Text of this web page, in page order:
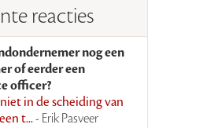
reacties
nog een
of eerder een
officer?
in de scheiding van
t...- Erik Pasveer